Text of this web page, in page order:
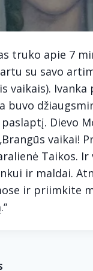
truko apie 7
su savo
vaikais). Ivanka
buvo
Dievo
vaikai!
Taikos. Ir
ir maldai.
ir priimkite